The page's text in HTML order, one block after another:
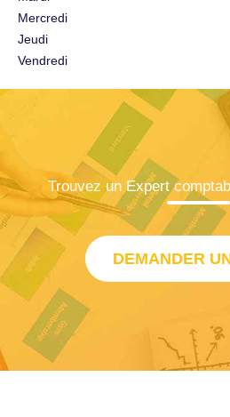
Mercredi
Jeudi
Vendredi
Trouvez un Expert
DEMANDER